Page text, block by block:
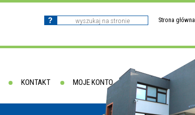
Strona główna
KONTAKT MOJE KONTO